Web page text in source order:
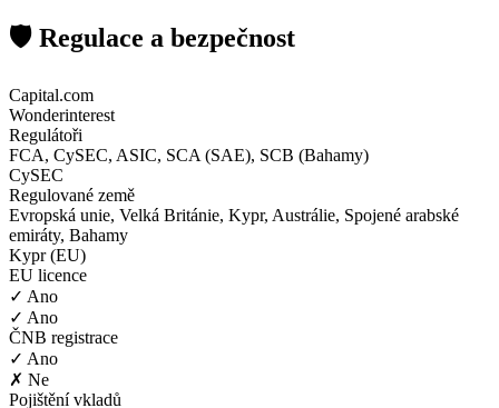
🛡️ Regulace a bezpečnost
Capital.com
Wonderinterest
Regulátoři
FCA, CySEC, ASIC, SCA (SAE), SCB (Bahamy)
CySEC
Regulované země
Evropská unie, Velká Británie, Kypr, Austrálie, Spojené arabské
emiráty, Bahamy
Kypr (EU)
EU licence
✓ Ano
✓ Ano
ČNB registrace
✓ Ano
✗ Ne
Pojištění vkladů